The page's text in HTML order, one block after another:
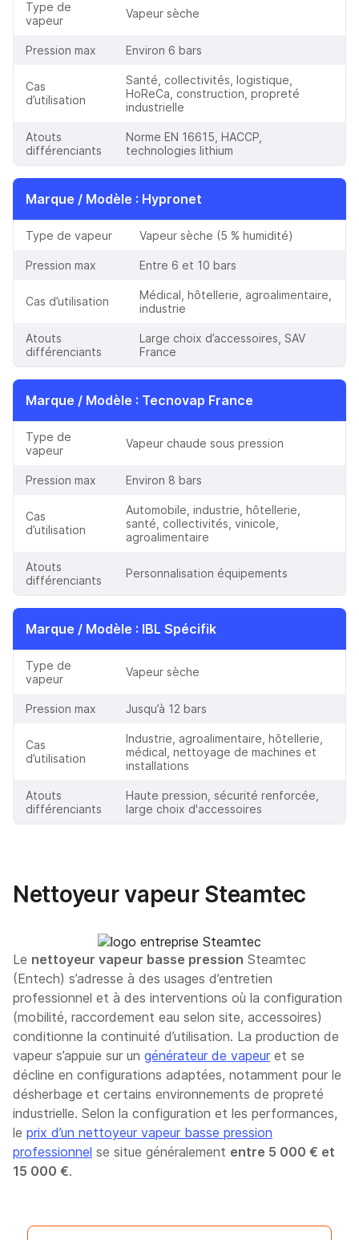
Type de
vapeur
Vapeur sèche
Pression max Environ 6 bars
Cas
d’utilisation
Santé, collectivités, logistique,
HoReCa, construction, propreté
industrielle
Atouts
différenciants
Norme EN 16615, HACCP,
technologies lithium
Marque / Modèle : Hypronet
Type de vapeur Vapeur sèche (5 % humidité)
Pression max Entre 6 et 10 bars
Cas d’utilisation
Médical, hôtellerie, agroalimentaire,
industrie
Atouts
différenciants
Large choix d’accessoires, SAV
France
Marque / Modèle : Tecnovap France
Type de
vapeur
Vapeur chaude sous pression
Pression max Environ 8 bars
Cas
d’utilisation
Automobile, industrie, hôtellerie,
santé, collectivités, vinicole,
agroalimentaire
Atouts
différenciants
Personnalisation équipements
Marque / Modèle : IBL Spécifik
Type de
vapeur
Vapeur sèche
Pression max Jusqu’à 12 bars
Cas
d’utilisation
Industrie, agroalimentaire, hôtellerie,
médical, nettoyage de machines et
installations
Atouts
différenciants
Haute pression, sécurité renforcée,
large choix d'accessoires
Nettoyeur vapeur Steamtec
Le nettoyeur vapeur basse pression Steamtec
(Entech) s’adresse à des usages d’entretien
professionnel et à des interventions où la configuration
(mobilité, raccordement eau selon site, accessoires)
conditionne la continuité d’utilisation. La production de
vapeur s’appuie sur un générateur de vapeur et se
décline en configurations adaptées, notamment pour le
désherbage et certains environnements de propreté
industrielle. Selon la configuration et les performances,
le prix d’un nettoyeur vapeur basse pression
professionnel se situe généralement entre 5 000 € et
15 000 €.